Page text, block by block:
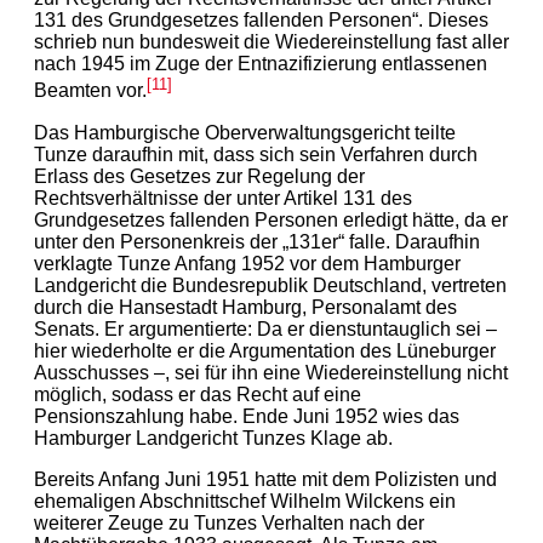
131 des Grundgesetzes fallenden Personen“. Dieses
schrieb nun bundesweit die Wiedereinstellung fast aller
nach 1945 im Zuge der Entnazifizierung entlassenen
Beamten vor. [11]
Das Hamburgische Oberverwaltungsgericht teilte
Tunze daraufhin mit, dass sich sein Verfahren durch
Erlass des Gesetzes zur Regelung der
Rechtsverhältnisse der unter Artikel 131 des
Grundgesetzes fallenden Personen erledigt hätte, da er
unter den Personenkreis der „131er“ falle. Daraufhin
verklagte Tunze Anfang 1952 vor dem Hamburger
Landgericht die Bundesrepublik Deutschland, vertreten
durch die Hansestadt Hamburg, Personalamt des
Senats. Er argumentierte: Da er dienstuntauglich sei –
hier wiederholte er die Argumentation des Lüneburger
Ausschusses –, sei für ihn eine Wiedereinstellung nicht
möglich, sodass er das Recht auf eine
Pensionszahlung habe. Ende Juni 1952 wies das
Hamburger Landgericht Tunzes Klage ab.
Bereits Anfang Juni 1951 hatte mit dem Polizisten und
ehemaligen Abschnittschef Wilhelm Wilckens ein
weiterer Zeuge zu Tunzes Verhalten nach der